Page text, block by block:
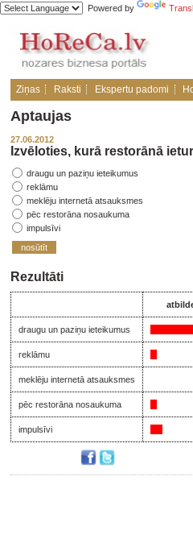
Powered by
Ziņas Raksti Ekspertu padomi
Aptaujas
27.06.2012
Izvēloties, kurā restorānā
draugu un paziņu ieteikumus
reklāmu
meklēju internetā atsauksmes
pēc restorāna nosaukuma
impulsīvi
nosūtīt
Rezultāti
draugu un paziņu ieteikumus
reklāmu
meklēju internetā atsauksmes
pēc restorāna nosaukuma
impulsīvi